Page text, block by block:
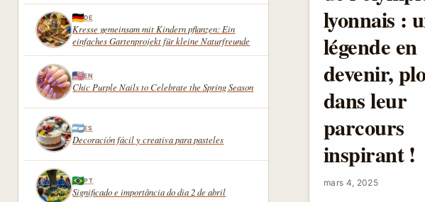
lyonnais :
légende en
devenir,
dans leur
parcours
inspirant !
mars 4, 2025
DE
Kresse gemeinsam mit Kindern pflanzen: Ein
einfaches Gartenprojekt für kleine Naturfreunde
EN
Chic Purple Nails to Celebrate the Spring Season
ES
Decoración fácil y creativa para pasteles
PT
Significado e importância do dia 2 de abril